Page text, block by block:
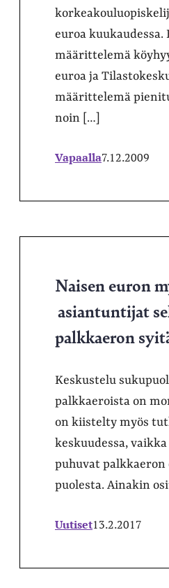
euroa kuukaudessa.
määrittelemä
euroa ja
määrittelemä
noin […]
Vapaalla7.12.2009
Naisen euron
asiantuntijat
palkkaeron
Keskustelu
palkkaeroista on
on kiistelty myös
keskuudessa,
puhuvat palkkaeron
puolesta. Ainakin
Uutiset13.2.2017